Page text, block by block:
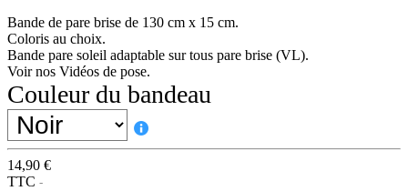
Bande de pare brise de 130 cm x 15 cm.
Coloris au choix.
Bande pare soleil adaptable sur tous pare brise (VL).
Voir nos Vidéos de pose.
Couleur du bandeau
14,90 €
TTC